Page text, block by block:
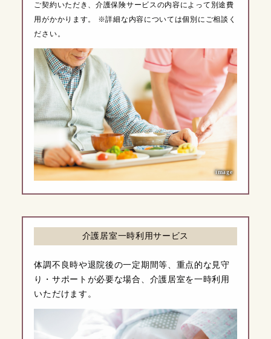
ご契約いただき、介護保険サービスの内容によって別途費
用がかかります。 ※詳細な内容については個別にご相談く
ださい。
image
介護居室一時利用サービス
体調不良時や退院後の一定期間等、重点的な見守
り・サポートが必要な場合、介護居室を一時利用
いただけます。